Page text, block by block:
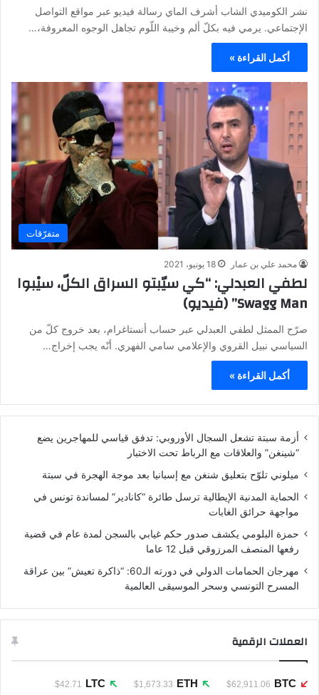
نشر الكوميدي الشاب أشرف الماي رسالة فيديو عبر مواقع التواصل
الإجتماعي. يرمي فيه بكلّ ألم وخيبة اللّوم تجاهل الوجوه المعروفة،…
أكمل القراءة »
متفرّقات
محمد علي بن عمار 18 يونيو، 2021
لطفي العبدلي: “كي سيّبتو السراق الكلّ، سيْبوا
Swagg Man” (فيديو)
صرّح الممثل لطفي العبدلي عبر حساب أنستاغرام، بعد خروج كلّ من
السياسي نبيل القروي والإعلامي سامي الفهري. أنّه يجب إخراج…
أكمل القراءة »
أزمة سبتة تشعل السجال الأوروبي: تدفق قياسي للمهاجرين يضع
“شينغن” والعلاقات مع الرباط تحت الاختبار
ميلوني تلوّح بتعليق شنغن مع إسبانيا بعد موجة الهجرة في سبتة
الحماية المدنية الإيطالية ترسل طائرة “كانادير” لمساندة تونس في
مواجهة حرائق الغابات
حمزة البلومي يكشف صدور حكم غيابي بالسجن لمدة عام في قضية
رفعها المنصف المرزوقي قبل 12 عاما
مهرجان الحمامات الدولي في دورته الـ60: “ذاكرة تعيش” بين عراقة
المسرح التونسي وسحر الموسيقى العالمية
العملات الرقمية
BTC
$62,911.06
ETH
$1,673.33
LTC
$42.71